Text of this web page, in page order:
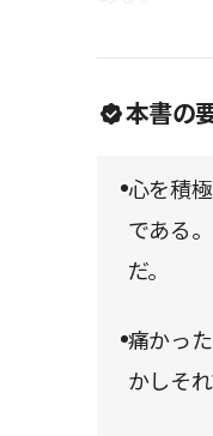
本書の
心を積
である
だ。
痛かっ
かしそ